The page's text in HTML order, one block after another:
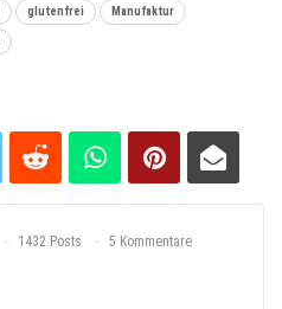
glutenfrei Manufaktur
1432 Posts 5 Kommentare